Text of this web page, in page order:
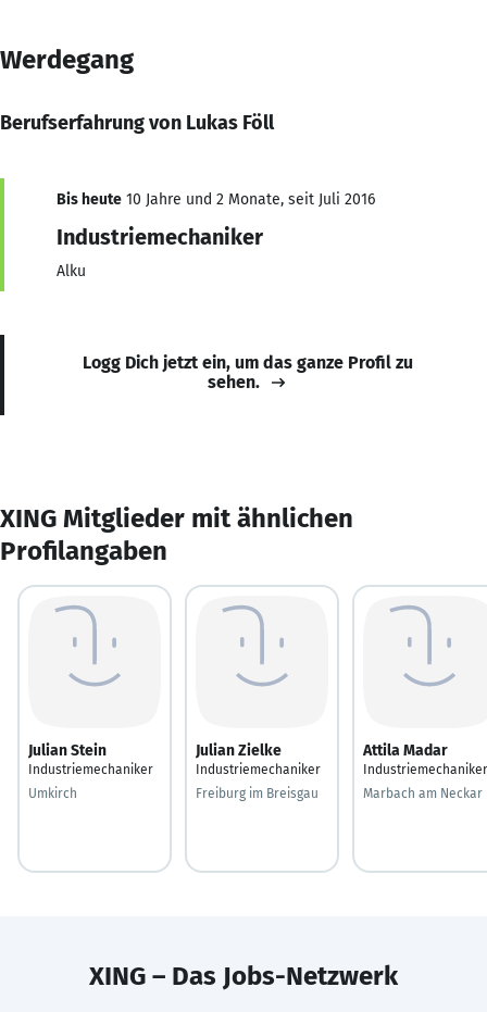
Werdegang
Berufserfahrung von Lukas Föll
Bis heute 10 Jahre und 2 Monate, seit Juli 2016
Industriemechaniker
Alku
Logg Dich jetzt ein, um das ganze Profil zu
sehen.
XING Mitglieder mit ähnlichen
Profilangaben
Julian Stein
Industriemechaniker
Umkirch
Julian Zielke
Industriemechaniker
Freiburg im Breisgau
Attila Madar
Industriemechaniker
Marbach am Neckar
XING – Das Jobs-Netzwerk